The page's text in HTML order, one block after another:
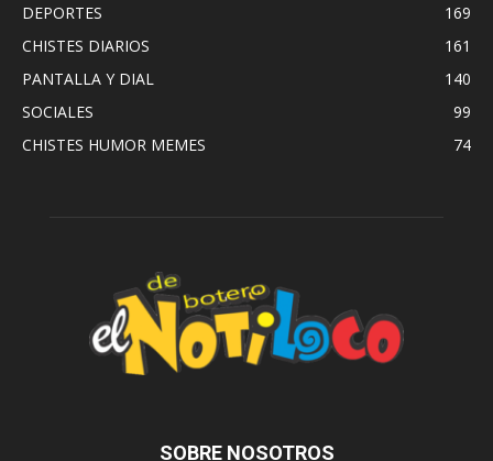
DEPORTES
169
CHISTES DIARIOS
161
PANTALLA Y DIAL
140
SOCIALES
99
CHISTES HUMOR MEMES
74
SOBRE NOSOTROS